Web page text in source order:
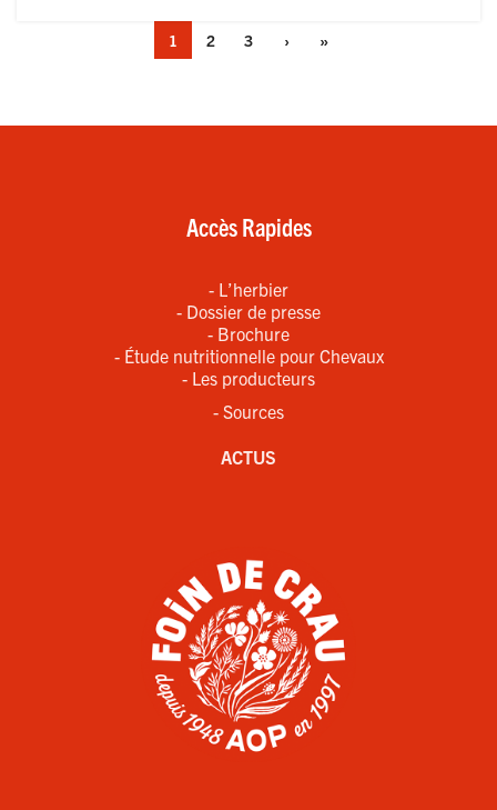
1 2 3 › »
Accès Rapides
- L’herbier
- Dossier de presse
- Brochure
- Étude nutritionnelle pour Chevaux
- Les producteurs
- Sources
ACTUS